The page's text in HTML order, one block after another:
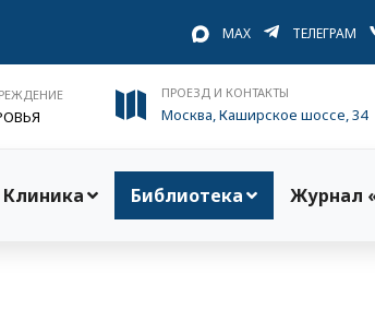
MAX ТЕЛЕГРАМ
ПРОЕЗД И КОНТАКТЫ
Москва, Каширское шоссе, 34
Клиника Библиотека Журнал